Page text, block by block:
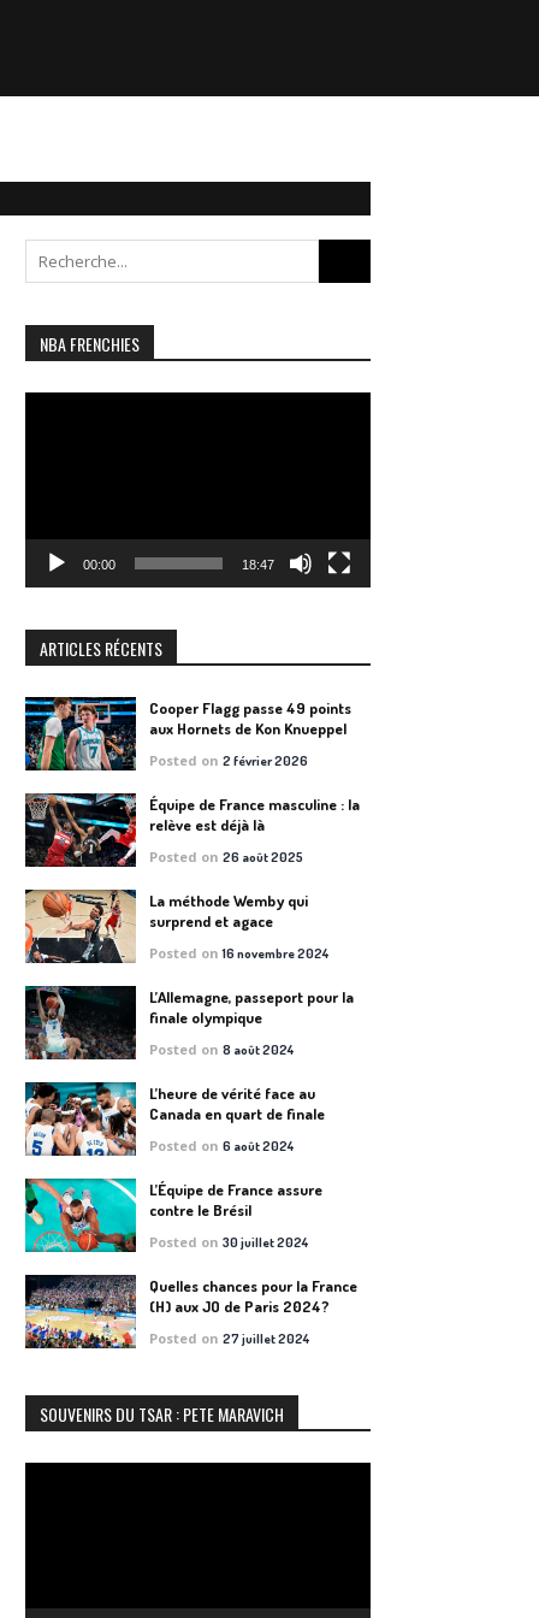
for:
NBA FRENCHIES
00:00 18:47
ARTICLES RÉCENTS
Cooper Flagg passe 49 points
aux Hornets de Kon Knueppel
Posted on2 février 2026
Équipe de France masculine : la
relève est déjà là
Posted on26 août 2025
La méthode Wemby qui
surprend et agace
Posted on16 novembre 2024
L’Allemagne, passeport pour la
finale olympique
Posted on8 août 2024
L’heure de vérité face au
Canada en quart de finale
Posted on6 août 2024
L’Équipe de France assure
contre le Brésil
Posted on30 juillet 2024
Quelles chances pour la France
(H) aux JO de Paris 2024?
Posted on27 juillet 2024
SOUVENIRS DU TSAR : PETE MARAVICH